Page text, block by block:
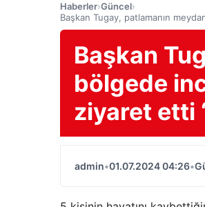
Haberler›Güncel›
Başkan Tugay, patlamanın
Başkan
bölgede
ziyaret etti
admin•01.07.2024 04:26•